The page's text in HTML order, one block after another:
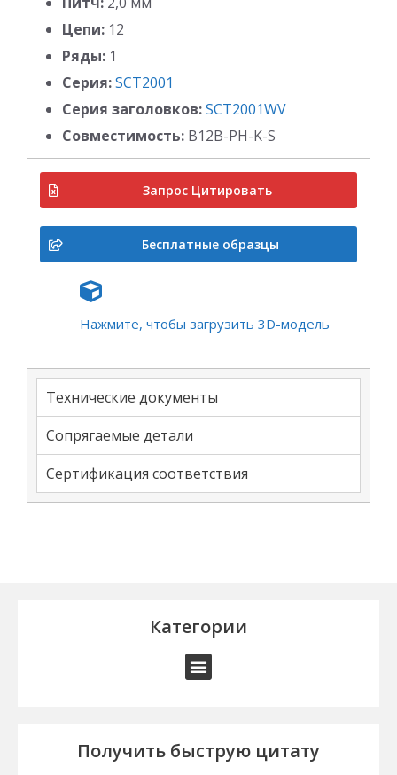
Цепи: 12
Ряды: 1
Серия:SCT2001
Серия заголовков:SCT2001WV
Совместимость: B12B-PH-K-S
Запрос Цитировать
Бесплатные образцы
Нажмите, чтобы загрузить 3D-модель
Технические документы
Сопрягаемые детали
Сертификация соответствия
Категории
Получить быструю цитату